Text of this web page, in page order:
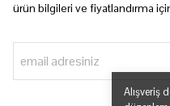
Alışveriş
ürün bilgileri ve fiyatlandırma